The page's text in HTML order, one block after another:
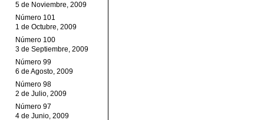
5 de Noviembre, 2009
Número 101
1 de Octubre, 2009
Número 100
3 de Septiembre, 2009
Número 99
6 de Agosto, 2009
Número 98
2 de Julio, 2009
Número 97
4 de Junio, 2009